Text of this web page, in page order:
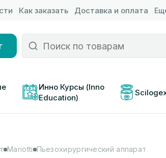
Как заказать Доставка и оплата
Инно Курсы (Inno
Education)
Mariotti Пьезохирургический аппарат